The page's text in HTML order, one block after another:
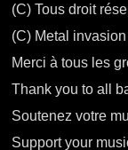
(C) Tous droit
(C) Metal
Merci à tous les
Thank you to all
Soutenez votre
Support your